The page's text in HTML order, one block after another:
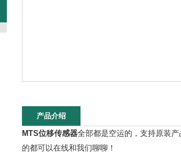
产品介绍
MTS位移传感器全部都是空运的，支持原装
的都可以在线和我们聊聊！